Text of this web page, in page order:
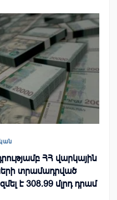
ՀՀ վարկային
տրամադրված
է 308.99 մլրդ դրամ